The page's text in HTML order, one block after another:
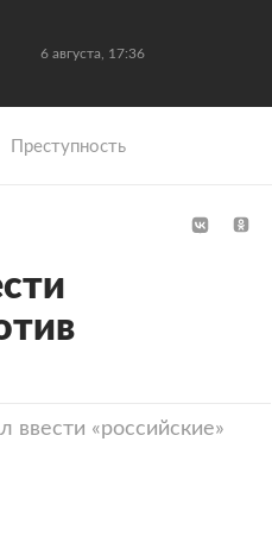
6 августа, 17:36
Преступность
ввести «российские»